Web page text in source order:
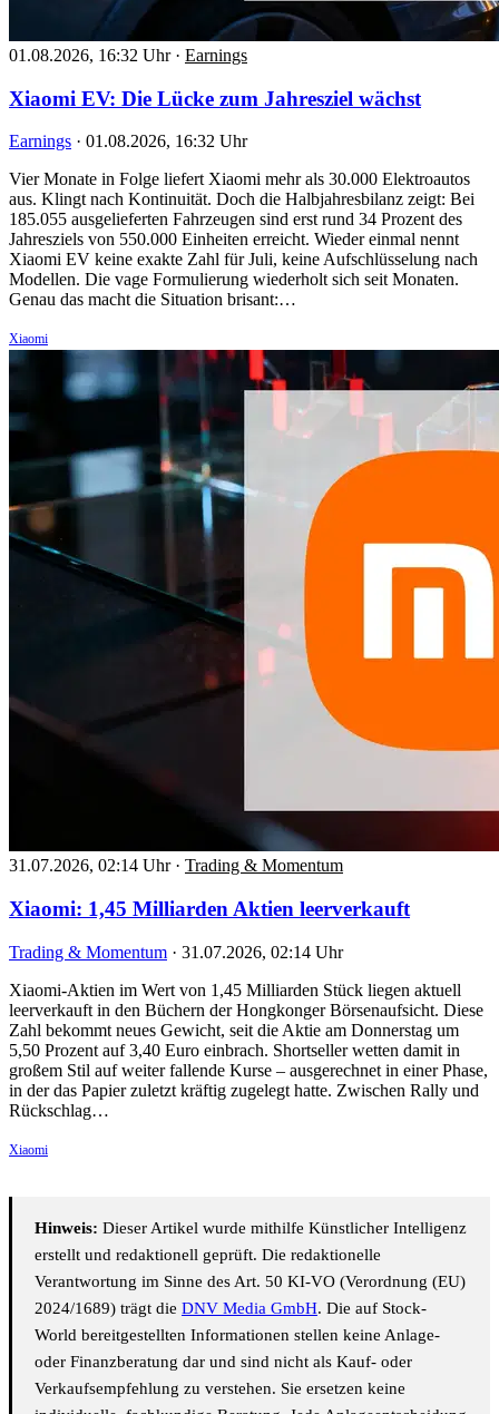
01.08.2026, 16:32 Uhr · Earnings
Xiaomi EV: Die Lücke zum Jahresziel wächst
Earnings · 01.08.2026, 16:32 Uhr
Vier Monate in Folge liefert Xiaomi mehr als 30.000 Elektroautos
aus. Klingt nach Kontinuität. Doch die Halbjahresbilanz zeigt: Bei
185.055 ausgelieferten Fahrzeugen sind erst rund 34 Prozent des
Jahresziels von 550.000 Einheiten erreicht. Wieder einmal nennt
Xiaomi EV keine exakte Zahl für Juli, keine Aufschlüsselung nach
Modellen. Die vage Formulierung wiederholt sich seit Monaten.
Genau das macht die Situation brisant:…
Xiaomi
31.07.2026, 02:14 Uhr · Trading & Momentum
Xiaomi: 1,45 Milliarden Aktien leerverkauft
Trading & Momentum · 31.07.2026, 02:14 Uhr
Xiaomi-Aktien im Wert von 1,45 Milliarden Stück liegen aktuell
leerverkauft in den Büchern der Hongkonger Börsenaufsicht. Diese
Zahl bekommt neues Gewicht, seit die Aktie am Donnerstag um
5,50 Prozent auf 3,40 Euro einbrach. Shortseller wetten damit in
großem Stil auf weiter fallende Kurse – ausgerechnet in einer Phase,
in der das Papier zuletzt kräftig zugelegt hatte. Zwischen Rally und
Rückschlag…
Xiaomi
Hinweis: Dieser Artikel wurde mithilfe Künstlicher Intelligenz
erstellt und redaktionell geprüft. Die redaktionelle
Verantwortung im Sinne des Art. 50 KI-VO (Verordnung (EU)
2024/1689) trägt die DNV Media GmbH. Die auf Stock-
World bereitgestellten Informationen stellen keine Anlage-
oder Finanzberatung dar und sind nicht als Kauf- oder
Verkaufsempfehlung zu verstehen. Sie ersetzen keine